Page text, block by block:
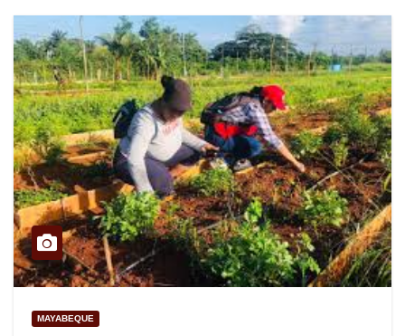
MAYABEQUE